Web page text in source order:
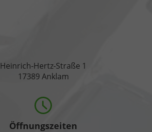
Heinrich-Hertz-Straße 1
17389 Anklam
Öffnungszeiten